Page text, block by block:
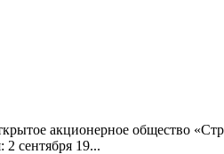
акционерное общество
сентября 19...